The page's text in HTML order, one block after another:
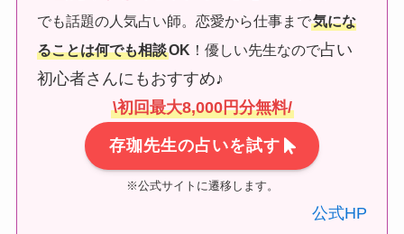
でも話題の人気占い師。恋愛から仕事まで気にな
ることは何でも相談OK ！優しい先生なので占い
初心者さんにもおすすめ♪
\初回最大8,000円分無料/
存珈先生の占いを試す
※公式サイトに遷移します。
公式HP